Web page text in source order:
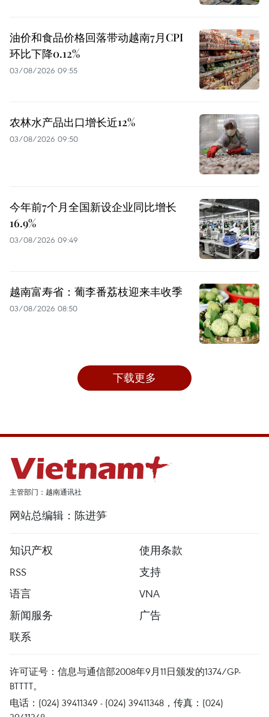
油价和食品价格回落带动越南7月CPI
环比下降0.12%
03/08/2026 09:55
农林水产品出口增长近12%
03/08/2026 09:50
今年前7个月全国新设企业同比增长
16.9%
03/08/2026 09:49
越南富寿省：葡李番荔枝迎来丰收季
03/08/2026 08:50
下载更多
主管部门：越南通讯社
网站总编辑：陈进笋
知识产权
使用条款
RSS
支持
语言
VNA
新闻服务
广告
联系
许可证号：信息与通信部2008年9月11日颁发的1374/GP-
BTTTT。
电话：(024) 39411349 - (024) 39411348，传真：(024)